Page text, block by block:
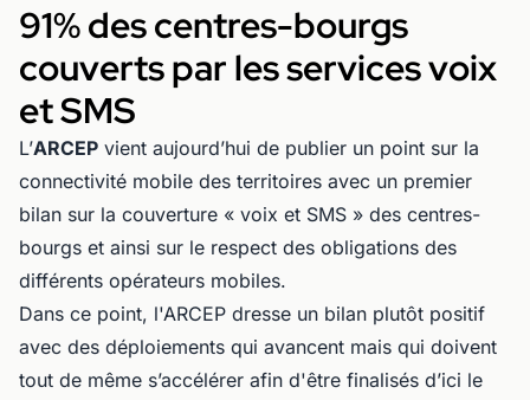
91% des centres-bourgs
couverts par les services voix
et SMS
L’ARCEP vient aujourd’hui de publier un point sur la
connectivité mobile des territoires avec un premier
bilan sur la couverture « voix et SMS » des centres-
bourgs et ainsi sur le respect des obligations des
différents opérateurs mobiles.
Dans ce point, l'ARCEP dresse un bilan plutôt positif
avec des déploiements qui avancent mais qui doivent
tout de même s’accélérer afin d'être finalisés d’ici le